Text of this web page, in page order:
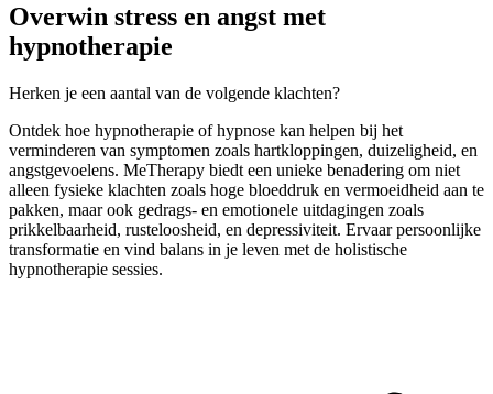
Overwin stress en angst met
hypnotherapie
Herken je een aantal van de volgende klachten?
Ontdek hoe hypnotherapie of hypnose kan helpen bij het
verminderen van symptomen zoals hartkloppingen, duizeligheid, en
angstgevoelens. MeTherapy biedt een unieke benadering om niet
alleen fysieke klachten zoals hoge bloeddruk en vermoeidheid aan te
pakken, maar ook gedrags- en emotionele uitdagingen zoals
prikkelbaarheid, rusteloosheid, en depressiviteit. Ervaar persoonlijke
transformatie en vind balans in je leven met de holistische
hypnotherapie sessies.